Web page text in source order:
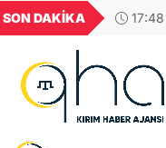
SON DAKİKA
GEL
18,2690